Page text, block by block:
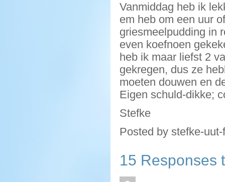
Vanmiddag heb ik
em heb om een uur
griesmeelpudding in
even koefnoen
heb ik maar liefst 2
gekregen, dus ze
moeten douwen en
Eigen schuld-dikke;
Stefke
Posted by stefke-
15 Responses